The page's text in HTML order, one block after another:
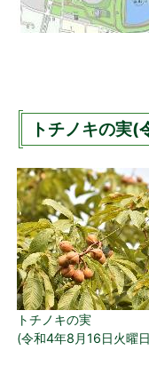
トチノキの実(
トチノキの実
(令和4年8月16日火曜